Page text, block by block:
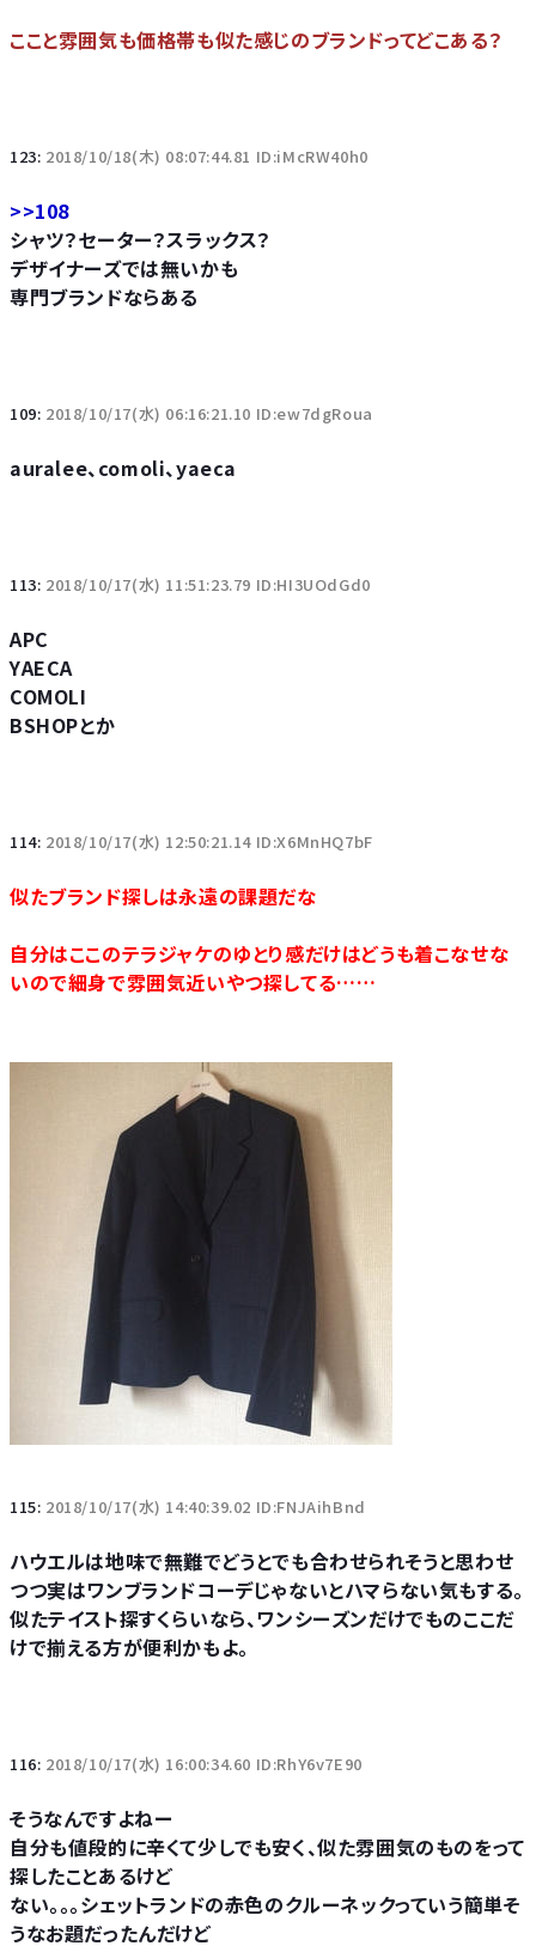
ここと雰囲気も価格帯も似た感じのブランドってどこある？
123: 2018/10/18(木) 08:07:44.81 ID:iMcRW40h0
>>108
シャツ？セーター？スラックス？
デザイナーズでは無いかも
専門ブランドならある
109: 2018/10/17(水) 06:16:21.10 ID:ew7dgRoua
auralee、comoli、yaeca
113: 2018/10/17(水) 11:51:23.79 ID:HI3UOdGd0
APC
YAECA
COMOLI
BSHOPとか
114: 2018/10/17(水) 12:50:21.14 ID:X6MnHQ7bF
似たブランド探しは永遠の課題だな
自分はここのテラジャケのゆとり感だけはどうも着こなせな
いので細身で雰囲気近いやつ探してる……
115: 2018/10/17(水) 14:40:39.02 ID:FNJAihBnd
ハウエルは地味で無難でどうとでも合わせられそうと思わせ
つつ実はワンブランドコーデじゃないとハマらない気もする。
似たテイスト探すくらいなら、ワンシーズンだけでものここだ
けで揃える方が便利かもよ。
116: 2018/10/17(水) 16:00:34.60 ID:RhY6v7E90
そうなんですよねー
自分も値段的に辛くて少しでも安く、似た雰囲気のものをって
探したことあるけど
ない。。。シェットランドの赤色のクルーネックっていう簡単そ
うなお題だったんだけど